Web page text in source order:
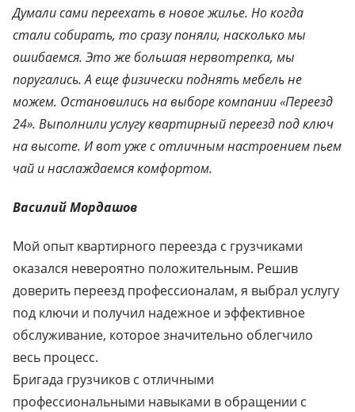
Думали сами переехать в новое жилье. Но когда
стали собирать, то сразу поняли, насколько мы
ошибаемся. Это же большая нервотрепка, мы
поругались. А еще физически поднять мебель не
можем. Остановились на выборе компании «Переезд
24». Выполнили услугу квартирный переезд под ключ
на высоте. И вот уже с отличным настроением пьем
чай и наслаждаемся комфортом.
Василий Мордашов
Мой опыт квартирного переезда с грузчиками
оказался невероятно положительным. Решив
доверить переезд профессионалам, я выбрал услугу
под ключи и получил надежное и эффективное
обслуживание, которое значительно облегчило
весь процесс.
Бригада грузчиков с отличными
профессиональными навыками в обращении с